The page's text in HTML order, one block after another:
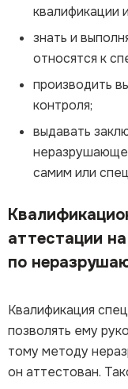
квалификации
знать и
относятся к
производить
контроля;
выдавать
самим или
аттестации
по
Квалификация
позволять ему
тому методу
он аттестован.